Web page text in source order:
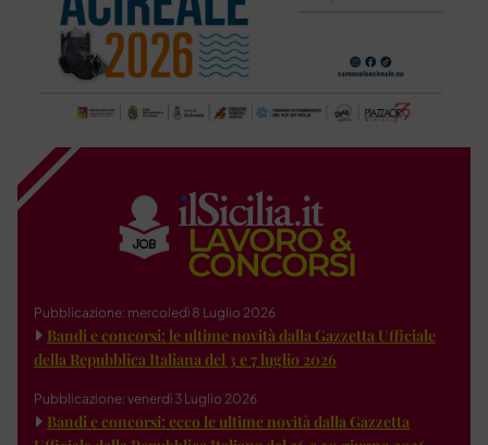
Pubblicazione: mercoledì 8 Luglio 2026
Bandi e concorsi: le ultime novità dalla Gazzetta Ufficiale
della Repubblica Italiana del 3 e 7 luglio 2026
Pubblicazione: venerdì 3 Luglio 2026
Bandi e concorsi: ecco le ultime novità dalla Gazzetta